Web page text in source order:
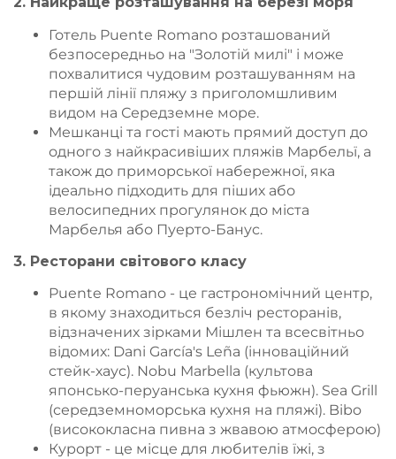
Готель Puente Romano розташований
безпосередньо на "Золотій милі" і може
похвалитися чудовим розташуванням на
першій лінії пляжу з приголомшливим
видом на Середземне море.
Мешканці та гості мають прямий доступ до
одного з найкрасивіших пляжів Марбельї, а
також до приморської набережної, яка
ідеально підходить для піших або
велосипедних прогулянок до міста
Марбелья або Пуерто-Банус.
3. Ресторани світового класу
Puente Romano - це гастрономічний центр,
в якому знаходиться безліч ресторанів,
відзначених зірками Мішлен та всесвітньо
відомих: Dani García's Leña (інноваційний
стейк-хаус). Nobu Marbella (культова
японсько-перуанська кухня фьюжн). Sea Grill
(середземноморська кухня на пляжі). Bibo
(висококласна пивна з жвавою атмосферою)
Курорт - це місце для любителів їжі, з